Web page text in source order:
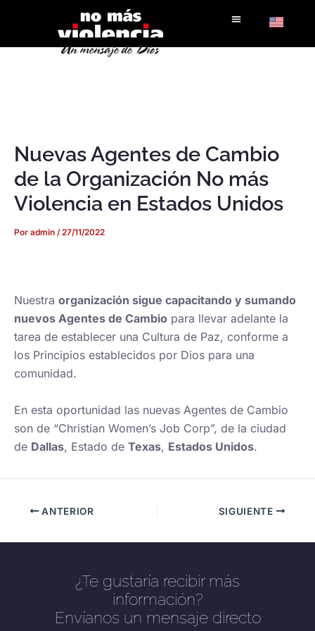
contenido
Nuevas Agentes de Cambio
de la Organización No más
Violencia en Estados Unidos
Por admin /27/11/2022
Nuestra organización sigue capacitando y sumando
nuevos Agentes de Cambio para llevar adelante la
tarea de establecer una Cultura de Paz, conforme a
los Principios establecidos por Dios para una
comunidad.
En esta oportunidad las nuevas Agentes de Cambio
son de “Christian Women’s Job Corp”, de la ciudad
de Dallas, Estado de Texas, Estados Unidos.
ANTERIOR SIGUIENTE
¿Te gustaría recibir más
información?
Envíanos un mensaje directo